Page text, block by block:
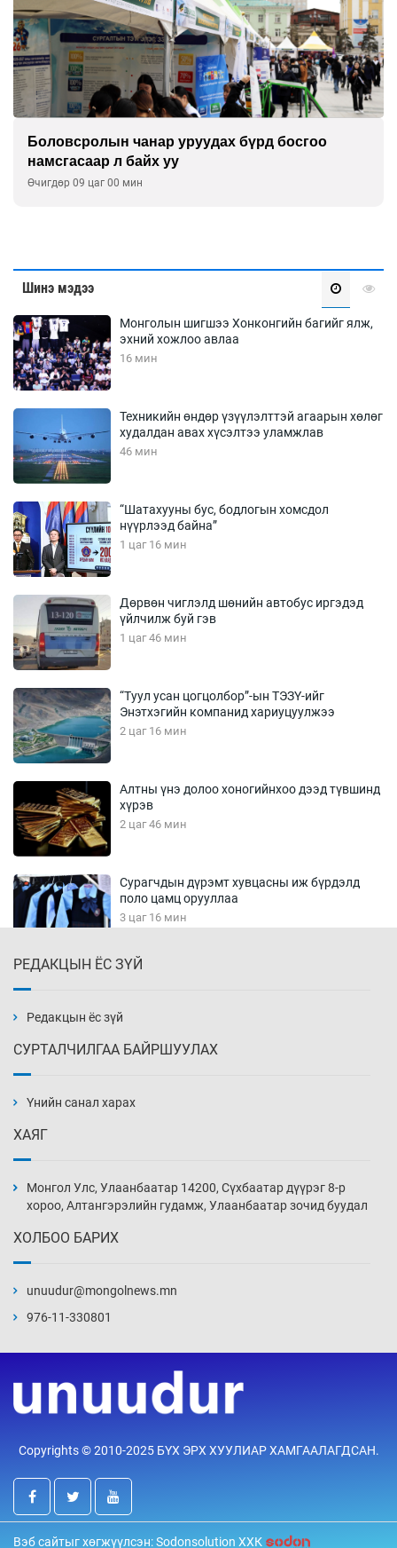
Боловсролын чанар уруудах бүрд босгоо
намсгасаар л байх уу
Өчигдөр 09 цаг 00 мин
Шинэ мэдээ
Монголын шигшээ Хонконгийн багийг ялж,
эхний хожлоо авлаа
16 мин
Техникийн өндөр үзүүлэлттэй агаарын хөлөг
худалдан авах хүсэлтээ уламжлав
46 мин
“Шатахууны бус, бодлогын хомсдол
нүүрлээд байна”
1 цаг 16 мин
Дөрвөн чиглэлд шөнийн автобус иргэдэд
үйлчилж буй гэв
1 цаг 46 мин
“Туул усан цогцолбор”-ын ТЭЗҮ-ийг
Энэтхэгийн компанид хариуцуулжээ
2 цаг 16 мин
Алтны үнэ долоо хоногийнхоо дээд түвшинд
хүрэв
2 цаг 46 мин
Сурагчдын дүрэмт хувцасны иж бүрдэлд
поло цамц орууллаа
3 цаг 16 мин
3 цаг 46 мин
4 цаг 16 мин
4 цаг 46 мин
дарамтад оров
20 цаг 46 мин
баржээ
21 цаг 16 мин
“DeepSeek” компани ӨМӨЗО-д хиймэл оюуны
РЕДАКЦЫН ЁС ЗҮЙ
Редакцын ёс зүй
СУРТАЛЧИЛГАА БАЙРШУУЛАХ
Үнийн санал харах
ХАЯГ
Монгол Улс, Улаанбаатар 14200, Сүхбаатар дүүрэг 8-р
хороо, Алтангэрэлийн гудамж, Улаанбаатар зочид буудал
ХОЛБОО БАРИХ
unuudur@mongolnews.mn
976-11-330801
Copyrights © 2010-2025 БҮХ ЭРХ ХУУЛИАР ХАМГААЛАГДСАН.
Вэб сайтыг хөгжүүлсэн: Sodonsolution ХХК